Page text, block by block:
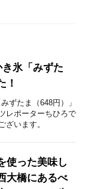
氷「みずた
！
ずたま（648円）」
レポーターちひろで
ざいます。
使った美味し
大橋にあるべ